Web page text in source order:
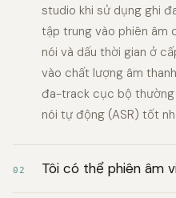
studio khi sử dụng ghi
tập trung vào phiên âm
nói và dấu thời gian ở
vào chất lượng âm
đa-track cục bộ thường
nói tự động (ASR) tốt
02 Tôi có thể phiên âm